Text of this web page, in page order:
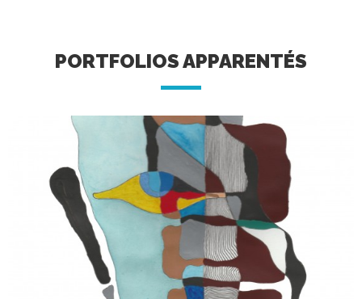
PORTFOLIOS APPARENTÉS